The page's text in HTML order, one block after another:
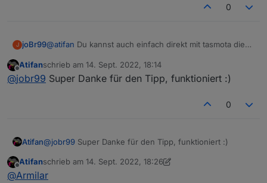
MEDIA ALIASE können auch per JS-Script erstellt
ui/wiki/ioBroker-ALIAS-Definitionen#medien---
https://github.com/joBr99/nspanel-lovelace-
0
J joBr99@atifan Du kannst auch einfach direkt mit tasmota die
nichts an dem Skript anpassen.
Rule2 on Button1#state do Publish
tele/%topic%/RESULT
ev"} endon on Button2#state do Publish
Offline
Atifanschrieb am 14. Sept. 2022, 18:14
zuletzt editiert von
@jobr99 Super Danke für den Tipp, funktioniert :)
0
Atifan@jobr99 Super Danke für den Tipp, funktioniert :)
Offline
Atifanschrieb am 14. Sept. 2022, 18:26
zuletzt editiert von Atifan
@Armilar